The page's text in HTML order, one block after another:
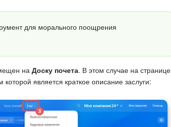
для морального поощрения
на Доску почета. В этом случае на странице
которой является краткое описание заслуги: